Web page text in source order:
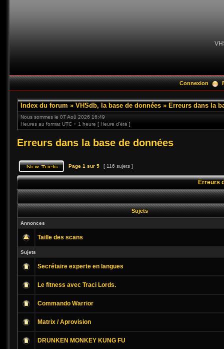
Connexion
Index du forum » VHSdb, la base de données » Erreurs dans la
Nous sommes le 07 Aoû 2026 16:49
Heures au format UTC + 1 heure [ Heure d’été ]
Erreurs dans la base de données
Page 1 sur 5 [ 116 sujets ]
Erreurs
Sujets
Annonces
Taille des scans
Sujets
Secrétaire experte en langues
Le fitness avec Traci Lords.
Commando Warrior
Matrix / Aprovision
DRUNKEN MONKEY KUNG FU